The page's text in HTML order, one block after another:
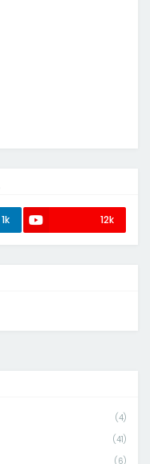
1k 12k
(4)
(41)
(6)